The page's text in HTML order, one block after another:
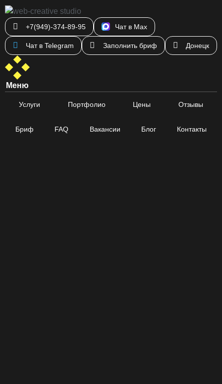
+7(949)-374-89-95 Чат в Max
Чат в Telegram Заполнить бриф Донецк
Меню
Услуги Портфолио Цены Отзывы
Бриф FAQ Вакансии Блог Контакты